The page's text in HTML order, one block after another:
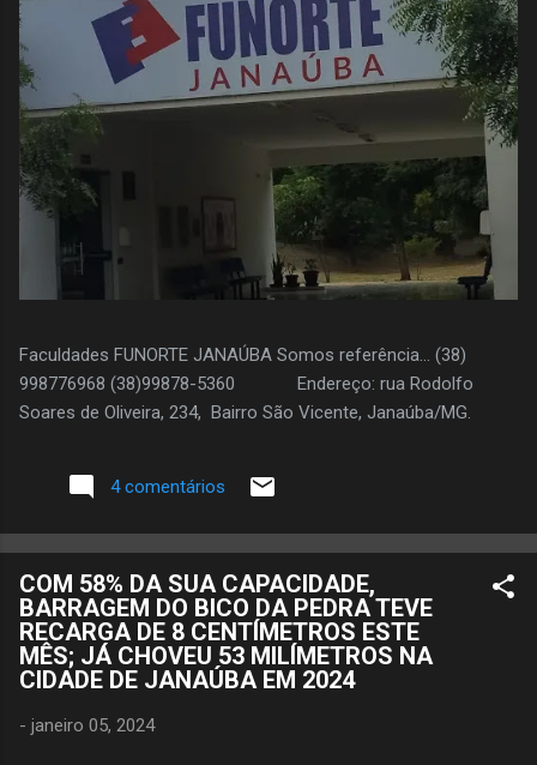
Faculdades FUNORTE JANAÚBA Somos referência... (38)
998776968 (38)99878-5360 Endereço: rua Rodolfo
Soares de Oliveira, 234, Bairro São Vicente, Janaúba/MG.
4 comentários
COM 58% DA SUA CAPACIDADE,
BARRAGEM DO BICO DA PEDRA TEVE
RECARGA DE 8 CENTÍMETROS ESTE
MÊS; JÁ CHOVEU 53 MILÍMETROS NA
CIDADE DE JANAÚBA EM 2024
- janeiro 05, 2024